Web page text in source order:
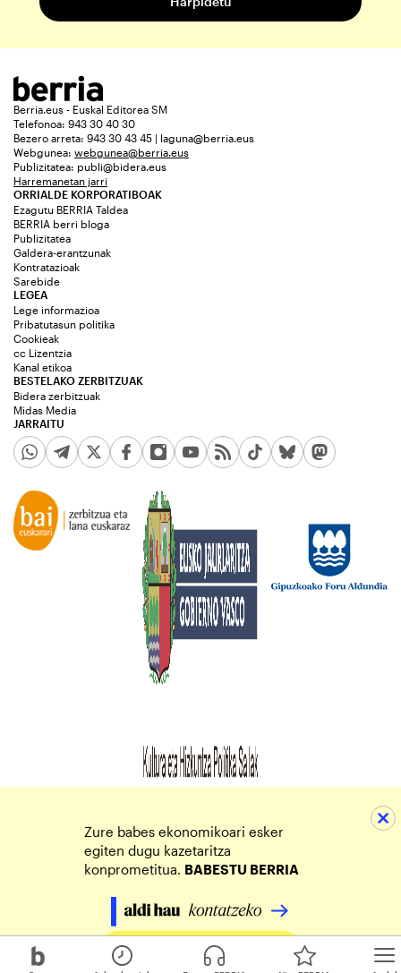
Berria.eus - Euskal Editorea SM
Telefonoa: 943 30 40 30
Bezero arreta: 943 30 43 45 | laguna@berria.eus
Webgunea: webgunea@berria.eus
Publizitatea: publi@bidera.eus
Harremanetan jarri
ORRIALDE KORPORATIBOAK
Ezagutu BERRIA Taldea
BERRIA berri bloga
Publizitatea
Galdera-erantzunak
Kontratazioak
Sarebide
JARRAITU
LEGEA
Lege informazioa
Pribatutasun politika
Cookieak
cc Lizentzia
Kanal etikoa
BESTELAKO ZERBITZUAK
Bidera zerbitzuak
Midas Media
Zure babes ekonomikoari esker
egiten dugu kazetaritza
konprometitua. BABESTU BERRIA
Egin zure ekarpena